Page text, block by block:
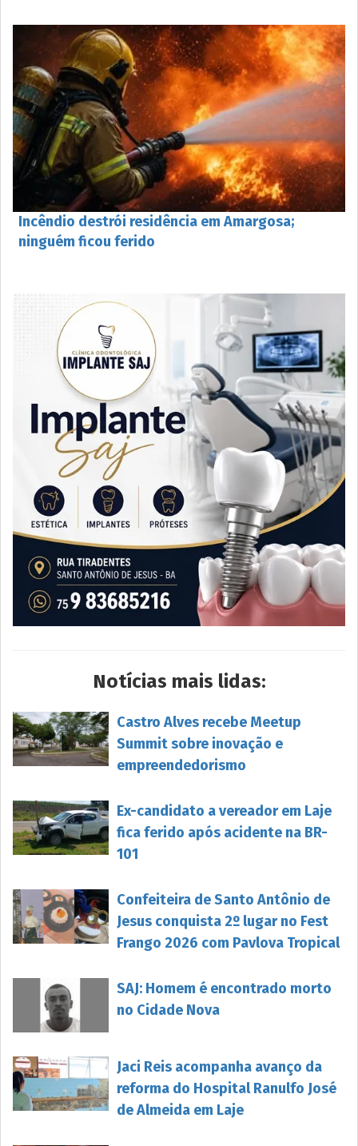
Incêndio destrói residência em Amargosa;
ninguém ficou ferido
Notícias mais lidas:
Castro Alves recebe Meetup
Summit sobre inovação e
empreendedorismo
Ex-candidato a vereador em Laje
fica ferido após acidente na BR-
101
Confeiteira de Santo Antônio de
Jesus conquista 2º lugar no Fest
Frango 2026 com Pavlova Tropical
SAJ: Homem é encontrado morto
no Cidade Nova
Jaci Reis acompanha avanço da
reforma do Hospital Ranulfo José
de Almeida em Laje